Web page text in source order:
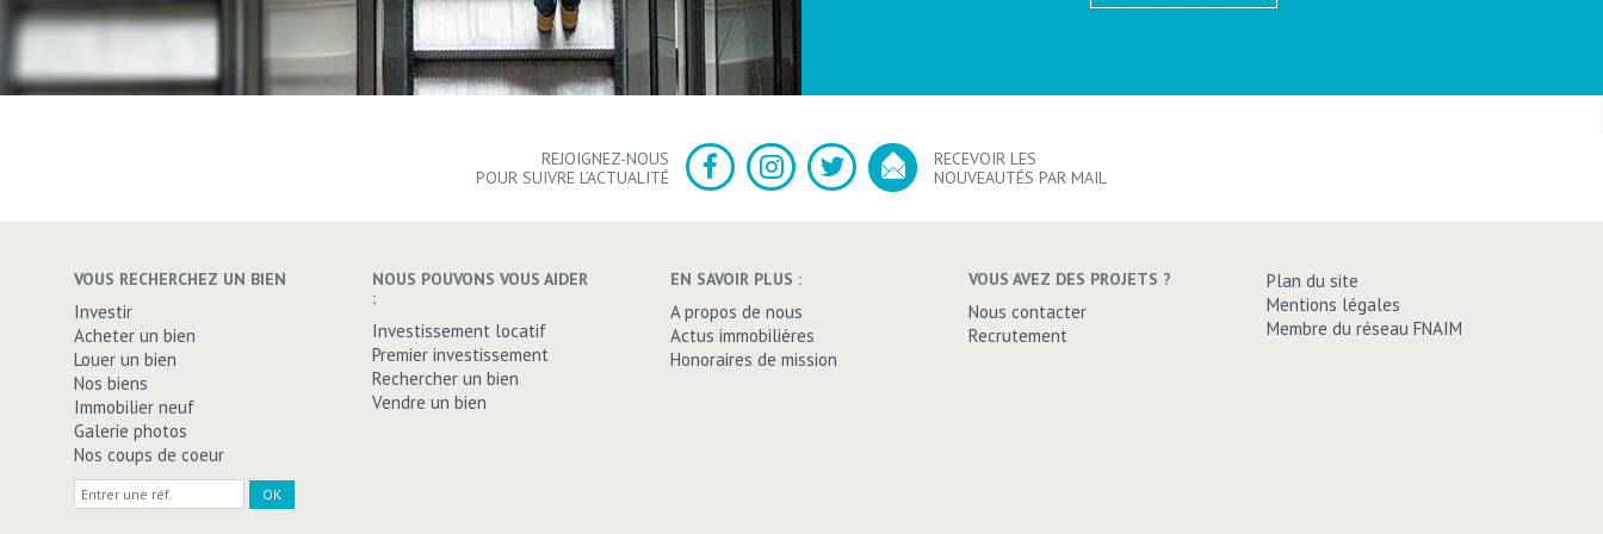
VOIR LES BIENS
VOIR LES BIENS
REJOIGNEZ-NOUS
POUR SUIVRE L’ACTUALITÉ
RECEVOIR LES
NOUVEAUTÉS PAR MAIL
VOUS RECHERCHEZ UN BIEN
Investir
Acheter un bien
Louer un bien
Nos biens
Immobilier neuf
Galerie photos
Nos coups de coeur
NOUS POUVONS VOUS AIDER
:
Investissement locatif
Premier investissement
Rechercher un bien
Vendre un bien
EN SAVOIR PLUS :
A propos de nous
Actus immobilières
Honoraires de mission
VOUS AVEZ DES PROJETS ?
Nous contacter
Recrutement
Plan du site
Mentions légales
Membre du réseau FNAIM